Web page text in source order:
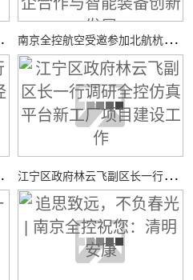
研讨会 南
京全控航空受邀参加北航杭州国际校园“中西日”活动，共探校企合作与智能装备创新发展
新机遇 江
宁区政府林云飞副区长一行调研全控仿真平台新工厂项目建设工作